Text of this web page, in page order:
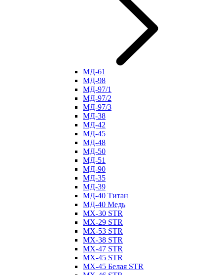
МД-61
МД-98
МД-97/1
МД-97/2
МД-97/3
МД-38
МД-42
МД-45
МД-48
МД-50
МД-51
МД-90
МД-35
МД-39
МД-40 Титан
МД-40 Медь
МХ-30 STR
МХ-29 STR
МХ-53 STR
МХ-38 STR
МХ-47 STR
МХ-45 STR
МХ-45 Белая STR